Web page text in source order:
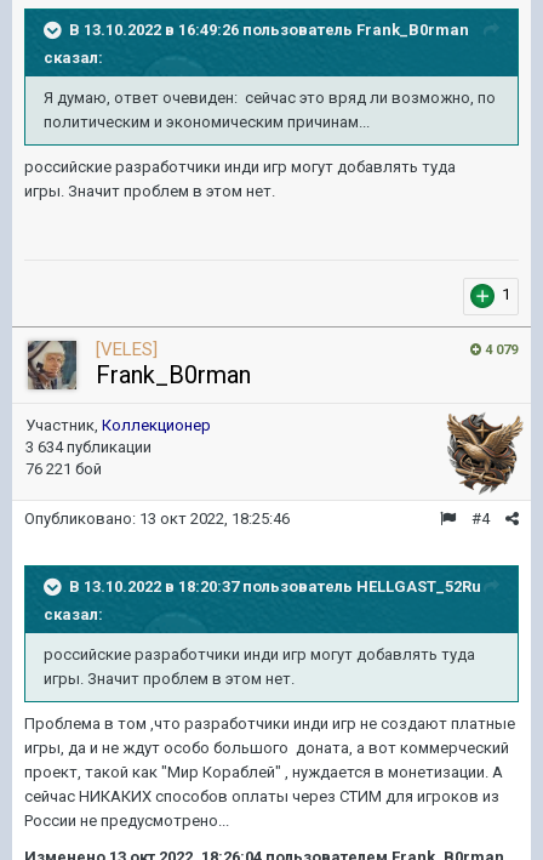
В 13.10.2022 в 16:49:26 пользователь Frank_B0rman
сказал:
Я думаю, ответ очевиден: сейчас это вряд ли возможно, по
политическим и экономическим причинам...
российские разработчики инди игр могут добавлять туда
игры. Значит проблем в этом нет.
1
4 079
[VELES]
Frank_B0rman
Участник, Коллекционер
3 634 публикации
76 221 бой
#4
Опубликовано: 13 окт 2022, 18:25:46
В 13.10.2022 в 18:20:37 пользователь HELLGAST_52Ru
сказал:
российские разработчики инди игр могут добавлять туда
игры. Значит проблем в этом нет.
Проблема в том ,что разработчики инди игр не создают платные
игры, да и не ждут особо большого доната, а вот коммерческий
проект, такой как "Мир Кораблей" , нуждается в монетизации. А
сейчас НИКАКИХ способов оплаты через СТИМ для игроков из
России не предусмотрено...